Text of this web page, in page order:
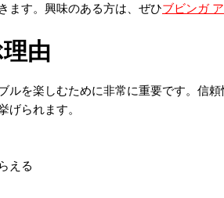
ます。興味のある方は、ぜひブビンガ
由
を楽しむために非常に重要です。信
られます。
える